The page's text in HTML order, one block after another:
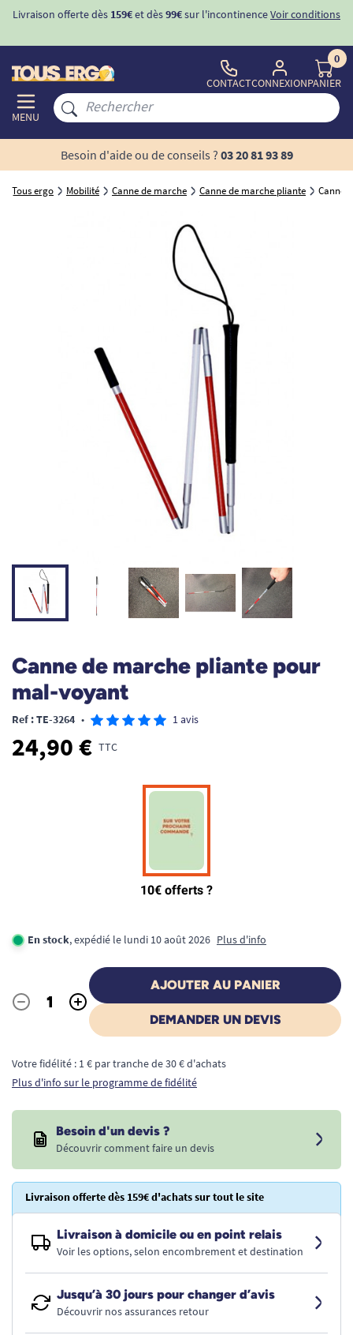
Livraison offerte dès 159€et dès99€sur l'incontinenceVoir conditions
MENU
CONTACTCONNEXION
0
PANIER
Besoin d'aide ou de conseils ? 03 20 81 93 89
Tous ergo Mobilité Canne de marche Canne de marche pliante Canne
Canne de marche pliante pour
mal-voyant
Ref : TE-3264 • 1 avis
24,90 € TTC
En stock, expédié le lundi 10 août 2026 Plus d'info
Quantité
- +
AJOUTER AU PANIER
DEMANDER UN DEVIS
Votre fidélité : 1 € par tranche de 30 € d'achats
Plus d'info sur le programme de fidélité
Besoin d'un devis ?
Découvrir comment faire un devis
Livraison offerte dès 159€ d'achats sur tout le site
Livraison à domicile ou en point relais
Voir les options, selon encombrement et destination
Jusqu’à 30 jours pour changer d’avis
Découvrir nos assurances retour